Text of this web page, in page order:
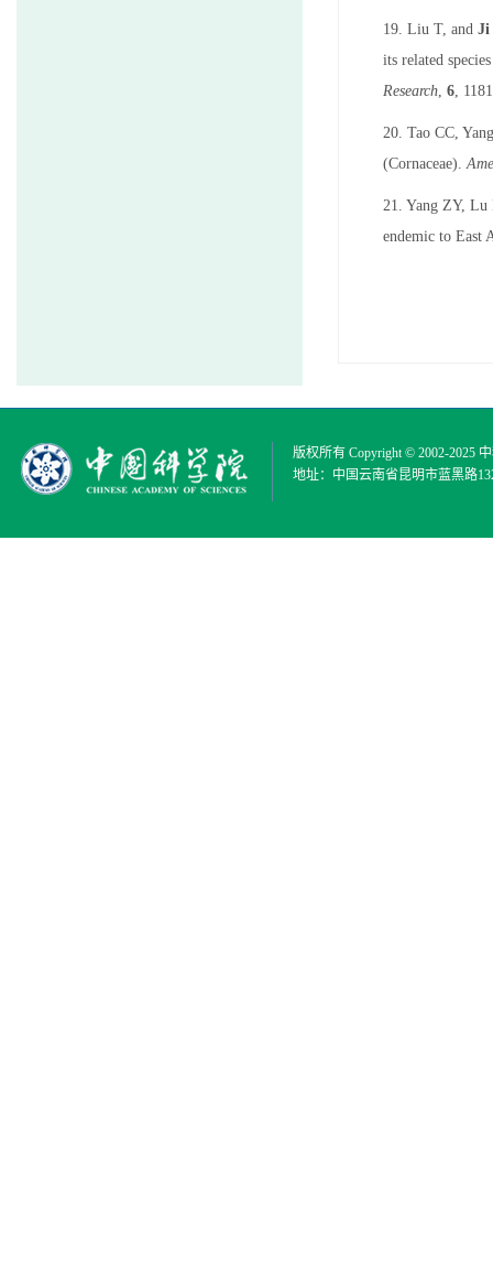
19. Liu T, and Ji
its related
Research, 6,
20. Tao CC,
(Cornaceae).
21. Yang ZY, Lu
endemic to East
版权所有 Copyright © 2002-2025
地址：中国云南省昆明市蓝黑路